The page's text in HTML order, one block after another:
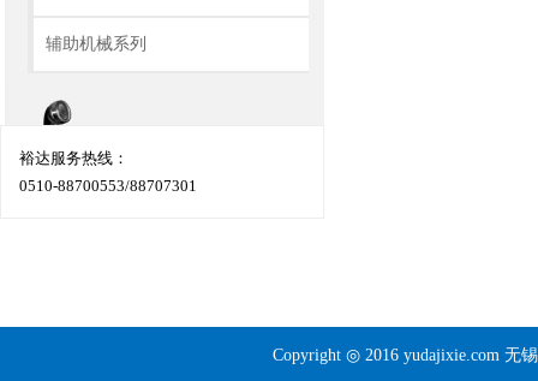
辅助机械系列
裕达服务热线：
0510-88700553/88707301
Copyright ◎ 2016 yudajixie.com 无